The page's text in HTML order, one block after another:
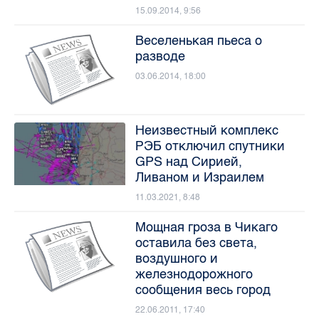
15.09.2014, 9:56
Веселенькая пьеса о
разводе
03.06.2014, 18:00
Неизвестный комплекс
РЭБ отключил спутники
GPS над Сирией,
Ливаном и Израилем
11.03.2021, 8:48
Мощная гроза в Чикаго
оставила без света,
воздушного и
железнодорожного
сообщения весь город
22.06.2011, 17:40